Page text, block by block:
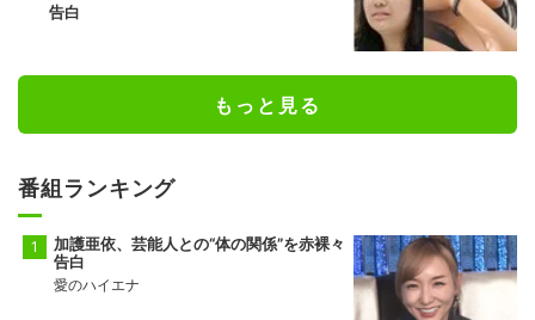
告白
もっと見る
番組ランキング
加護亜依、芸能人との“体の関係”を赤裸々
告白
愛のハイエナ